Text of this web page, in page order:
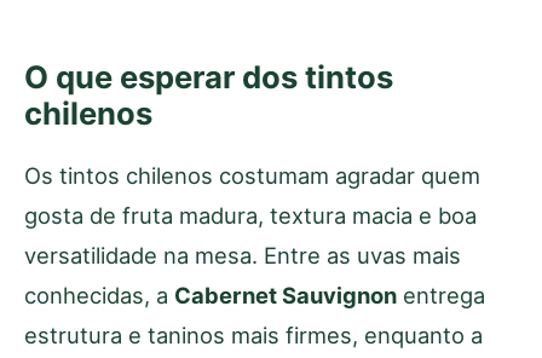
O que esperar dos tintos
chilenos
Os tintos chilenos costumam agradar quem
gosta de fruta madura, textura macia e boa
versatilidade na mesa. Entre as uvas mais
conhecidas, a Cabernet Sauvignon entrega
estrutura e taninos mais firmes, enquanto a